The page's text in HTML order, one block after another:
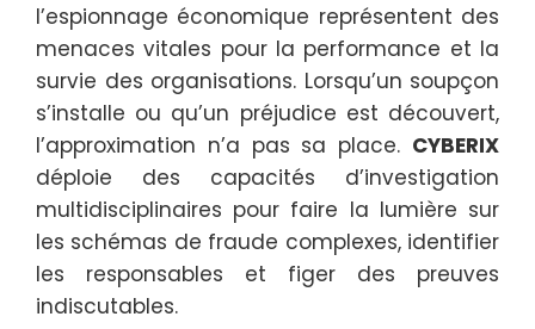
l’espionnage économique représentent des
menaces vitales pour la performance et la
survie des organisations. Lorsqu’un soupçon
s’installe ou qu’un préjudice est découvert,
l’approximation n’a pas sa place. CYBERIX
déploie des capacités d’investigation
multidisciplinaires pour faire la lumière sur
les schémas de fraude complexes, identifier
les responsables et figer des preuves
indiscutables.